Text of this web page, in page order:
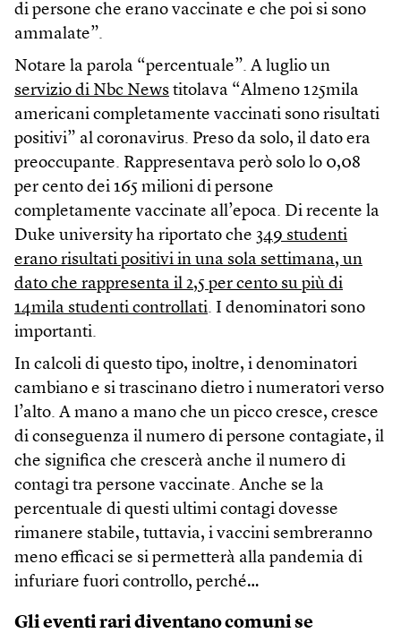
di persone che erano vaccinate e che poi si sono
ammalate”.
Notare la parola “percentuale”. A luglio un
servizio di Nbc News titolava “Almeno 125mila
americani completamente vaccinati sono risultati
positivi” al coronavirus. Preso da solo, il dato era
preoccupante. Rappresentava però solo lo 0,08
per cento dei 165 milioni di persone
completamente vaccinate all’epoca. Di recente la
Duke university ha riportato che 349 studenti
erano risultati positivi in una sola settimana, un
dato che rappresenta il 2,5 per cento su più di
14mila studenti controllati. I denominatori sono
importanti.
In calcoli di questo tipo, inoltre, i denominatori
cambiano e si trascinano dietro i numeratori verso
l’alto. A mano a mano che un picco cresce, cresce
di conseguenza il numero di persone contagiate, il
che significa che crescerà anche il numero di
contagi tra persone vaccinate. Anche se la
percentuale di questi ultimi contagi dovesse
rimanere stabile, tuttavia, i vaccini sembreranno
meno efficaci se si permetterà alla pandemia di
infuriare fuori controllo, perché…
Gli eventi rari diventano comuni se